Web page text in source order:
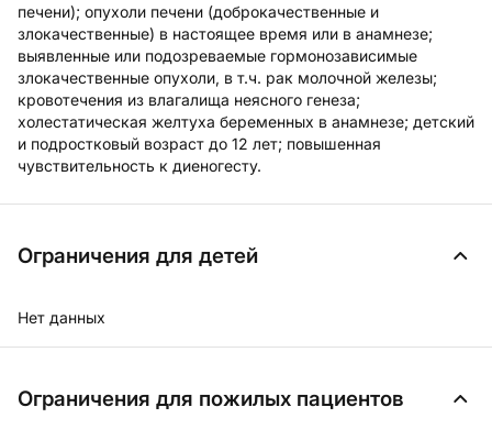
печени); опухоли печени (доброкачественные и
злокачественные) в настоящее время или в анамнезе;
выявленные или подозреваемые гормонозависимые
злокачественные опухоли, в т.ч. рак молочной железы;
кровотечения из влагалища неясного генеза;
холестатическая желтуха беременных в анамнезе; детский
и подростковый возраст до 12 лет; повышенная
чувствительность к диеногесту.
Ограничения для детей
Нет данных
Ограничения для пожилых пациентов